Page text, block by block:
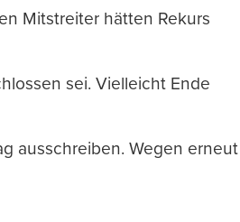
Mitstreiter hätten Rekurs
sei. Vielleicht Ende
ausschreiben. Wegen erneut